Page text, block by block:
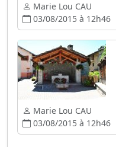
Marie Lou CAU
03/08/2015 à 12h46
Marie Lou CAU
03/08/2015 à 12h46